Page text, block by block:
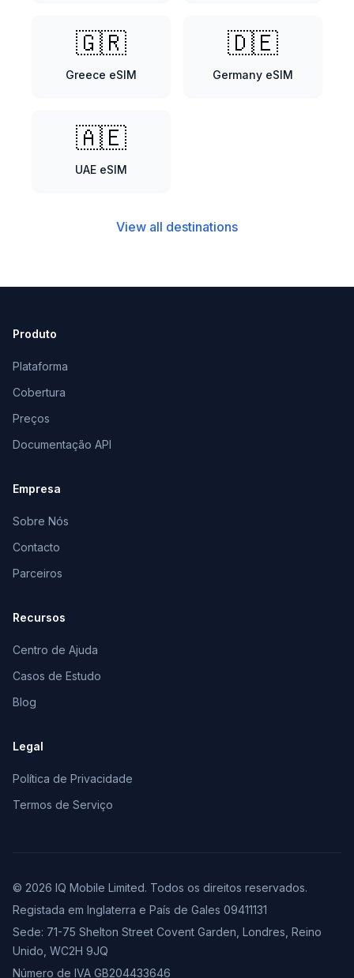
🇬🇷
Greece eSIM
🇩🇪
Germany eSIM
🇦🇪
UAE eSIM
View all destinations
Produto
Plataforma
Cobertura
Preços
Documentação API
Empresa
Sobre Nós
Contacto
Parceiros
Recursos
Centro de Ajuda
Casos de Estudo
Blog
Legal
Política de Privacidade
Termos de Serviço
© 2026 IQ Mobile Limited. Todos os direitos reservados.
Registada em Inglaterra e País de Gales 09411131
Sede: 71-75 Shelton Street Covent Garden, Londres, Reino
Unido, WC2H 9JQ
Número de IVA GB204433646